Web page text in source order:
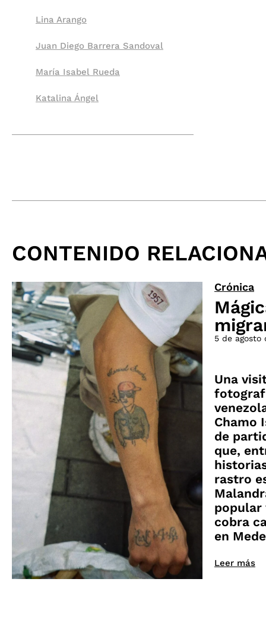
Lina Arango
Juan Diego Barrera Sandoval
María Isabel Rueda
Katalina Ángel
CONTENIDO
Crónica
5 de agosto
Una
Chamo
de
que,
rastro
popular
cobra
en
Leer más